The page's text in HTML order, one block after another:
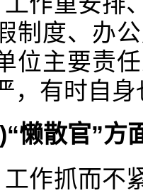
制度、办
位主要责
，有时自
懒散官”方
工作抓而不